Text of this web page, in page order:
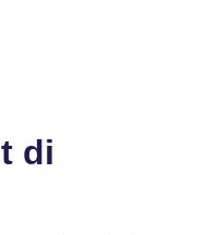
di